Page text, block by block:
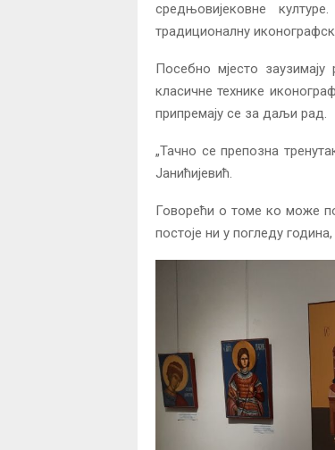
средњовијековне
традиционалну
Посебно мјесто
класичне технике
припремају се за даљи рад.
„Тачно се препозна
Јанићијевић.
Говорећи о томе ко може
постоје ни у погледу